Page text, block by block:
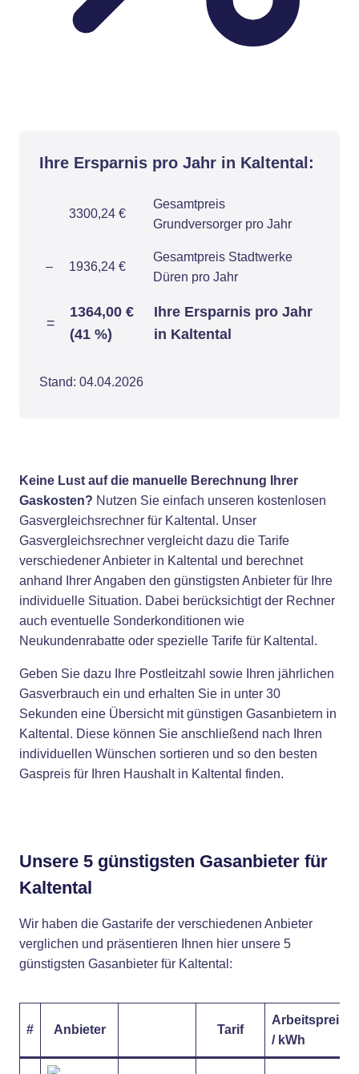
Ihre Ersparnis pro Jahr in Kaltental:
3300,24 €
Gesamtpreis
Grundversorger pro Jahr
– 1936,24 €
Gesamtpreis Stadtwerke
Düren pro Jahr
=
1364,00 €
(41 %)
Ihre Ersparnis pro Jahr
in Kaltental
Stand: 04.04.2026
Keine Lust auf die manuelle Berechnung Ihrer
Gaskosten? Nutzen Sie einfach unseren kostenlosen
Gasvergleichsrechner für Kaltental. Unser
Gasvergleichsrechner vergleicht dazu die Tarife
verschiedener Anbieter in Kaltental und berechnet
anhand Ihrer Angaben den günstigsten Anbieter für Ihre
individuelle Situation. Dabei berücksichtigt der Rechner
auch eventuelle Sonderkonditionen wie
Neukundenrabatte oder spezielle Tarife für Kaltental.
Geben Sie dazu Ihre Postleitzahl sowie Ihren jährlichen
Gasverbrauch ein und erhalten Sie in unter 30
Sekunden eine Übersicht mit günstigen Gasanbietern in
Kaltental. Diese können Sie anschließend nach Ihren
individuellen Wünschen sortieren und so den besten
Gaspreis für Ihren Haushalt in Kaltental finden.
Unsere 5 günstigsten Gasanbieter für
Kaltental
Wir haben die Gastarife der verschiedenen Anbieter
verglichen und präsentieren Ihnen hier unsere 5
günstigsten Gasanbieter für Kaltental:
# Anbieter Tarif
Arbeitspreis
/ kWh